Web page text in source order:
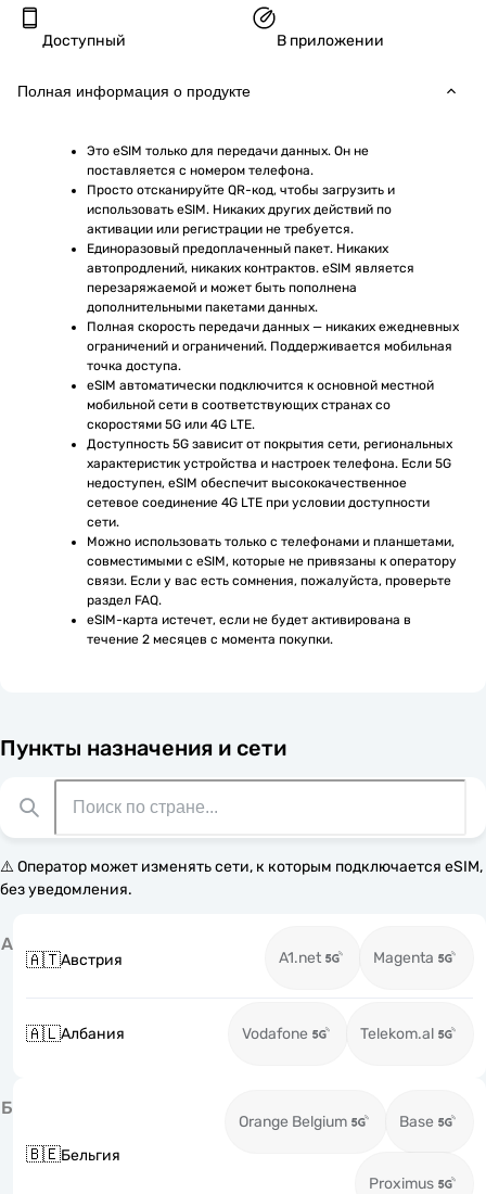
Доступный В приложении
Полная информация о продукте
Это eSIM только для передачи данных. Он не
поставляется с номером телефона.
Просто отсканируйте QR-код, чтобы загрузить и
использовать eSIM. Никаких других действий по
активации или регистрации не требуется.
Единоразовый предоплаченный пакет. Никаких
автопродлений, никаких контрактов. eSIM является
перезаряжаемой и может быть пополнена
дополнительными пакетами данных.
Полная скорость передачи данных — никаких ежедневных
ограничений и ограничений. Поддерживается мобильная
точка доступа.
eSIM автоматически подключится к основной местной
мобильной сети в соответствующих странах со
скоростями 5G или 4G LTE.
Доступность 5G зависит от покрытия сети, региональных
характеристик устройства и настроек телефона. Если 5G
недоступен, eSIM обеспечит высококачественное
сетевое соединение 4G LTE при условии доступности
сети.
Можно использовать только с телефонами и планшетами,
совместимыми с eSIM, которые не привязаны к оператору
связи. Если у вас есть сомнения, пожалуйста, проверьте
раздел FAQ.
eSIM-карта истечет, если не будет активирована в
течение 2 месяцев с момента покупки.
Пункты назначения и сети
⚠️ Оператор может изменять сети, к которым подключается eSIM,
без уведомления.
А
🇦🇹Австрия A1.net Magenta
🇦🇱Албания Vodafone Telekom.al
Б
🇧🇪Бельгия
Orange Belgium Base
Proximus